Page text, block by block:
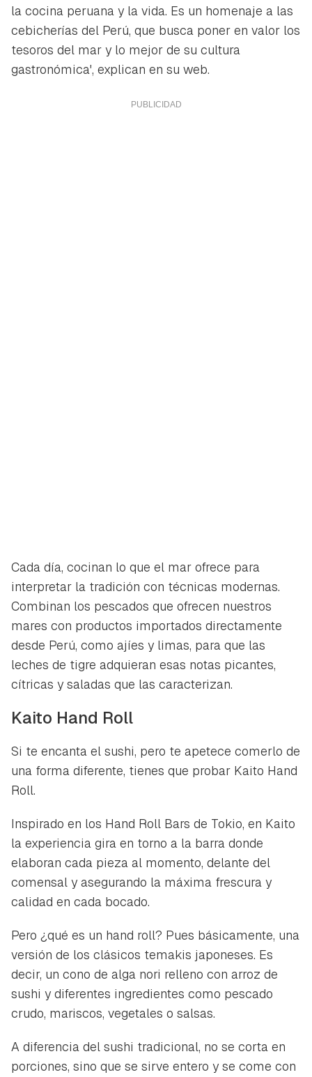
la cocina peruana y la vida. Es un homenaje a las
cebicherías del Perú, que busca poner en valor los
tesoros del mar y lo mejor de su cultura
gastronómica', explican en su web.
Cada día, cocinan lo que el mar ofrece para
interpretar la tradición con técnicas modernas.
Combinan los pescados que ofrecen nuestros
mares con productos importados directamente
desde Perú, como ajíes y limas, para que las
leches de tigre adquieran esas notas picantes,
cítricas y saladas que las caracterizan.
Kaito Hand Roll
Si te encanta el sushi, pero te apetece comerlo de
una forma diferente, tienes que probar Kaito Hand
Roll.
Inspirado en los Hand Roll Bars de Tokio, en Kaito
la experiencia gira en torno a la barra donde
elaboran cada pieza al momento, delante del
comensal y asegurando la máxima frescura y
calidad en cada bocado.
Pero ¿qué es un hand roll? Pues básicamente, una
versión de los clásicos temakis japoneses. Es
decir, un cono de alga nori relleno con arroz de
sushi y diferentes ingredientes como pescado
crudo, mariscos, vegetales o salsas.
A diferencia del sushi tradicional, no se corta en
porciones, sino que se sirve entero y se come con